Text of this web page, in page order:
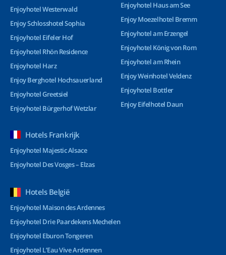
Enjoyhotel Westerwald
Enjoy Schlosshotel Sophia
Enjoyhotel Eifeler Hof
Enjoyhotel Rhön Residence
Enjoyhotel Harz
Enjoy Berghotel Hochsauerland
Enjoyhotel Greetsiel
Enjoyhotel Bürgerhof Wetzlar
Enjoyhotel Haus am See
Enjoy Moezelhotel Bremm
Enjoyhotel am Erzengel
Enjoyhotel König von Rom
Enjoyhotel am Rhein
Enjoy Weinhotel Veldenz
Enjoyhotel Bottler
Enjoy Eifelhotel Daun
Hotels Frankrijk
Enjoyhotel Majestic Alsace
Enjoyhotel Des Vosges – Elzas
Hotels België
Enjoyhotel Maison des Ardennes
Enjoyhotel Drie Paardekens Mechelen
Enjoyhotel Eburon Tongeren
Enjoyhotel L’Eau Vive Ardennen